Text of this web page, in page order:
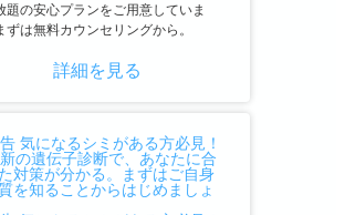
題の安心プランをご用意していま
ずは無料カウンセリングから。
詳細を見る